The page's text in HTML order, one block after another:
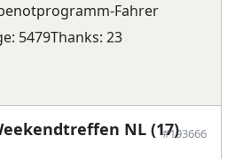
Fahrer
5479Thanks: 23
NL (17)#193666